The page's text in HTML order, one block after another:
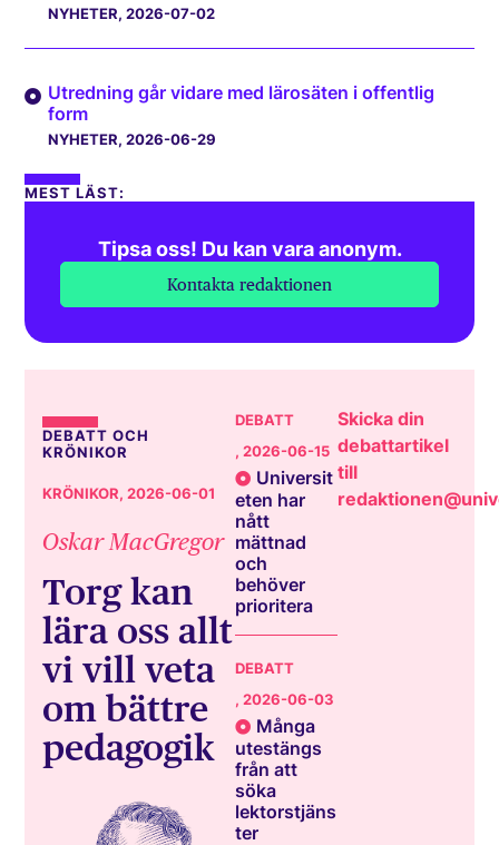
NYHETER, 2026-07-02
Utredning går vidare med lärosäten i offentlig
form
NYHETER, 2026-06-29
MEST LÄST:
Tipsa oss! Du kan vara anonym.
Kontakta redaktionen
DEBATT OCH
KRÖNIKOR
KRÖNIKOR, 2026-06-01
Oskar MacGregor
Torg kan
lära oss allt
vi vill veta
om bättre
pedagogik
DEBATT
, 2026-06-15
Universit
eten har
nått
mättnad
och
behöver
prioritera
DEBATT
, 2026-06-03
Många
utestängs
från att
söka
lektorstjäns
ter
Skicka din
debattartikel
till